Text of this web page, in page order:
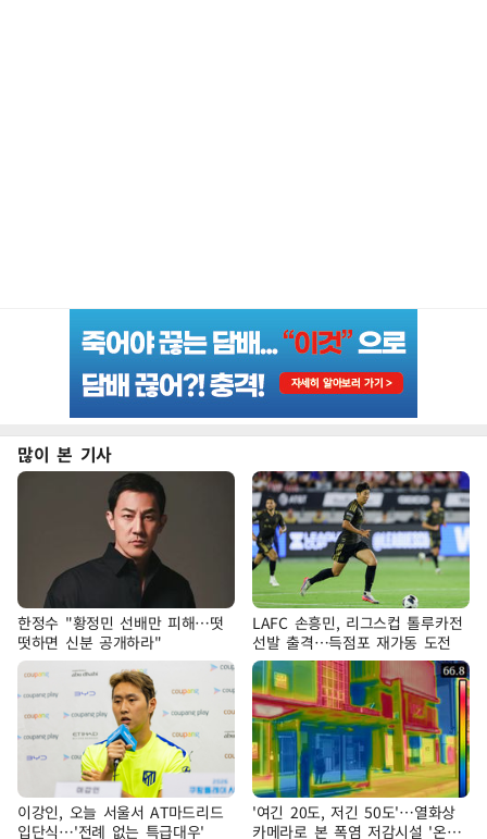
많이 본 기사
한정수 "황정민 선배만 피해…떳
떳하면 신분 공개하라"
LAFC 손흥민, 리그스컵 톨루카전
선발 출격…득점포 재가동 도전
이강인, 오늘 서울서 AT마드리드
입단식…'전례 없는 특급대우'
'여긴 20도, 저긴 50도'…열화상
카메라로 본 폭염 저감시설 '온도